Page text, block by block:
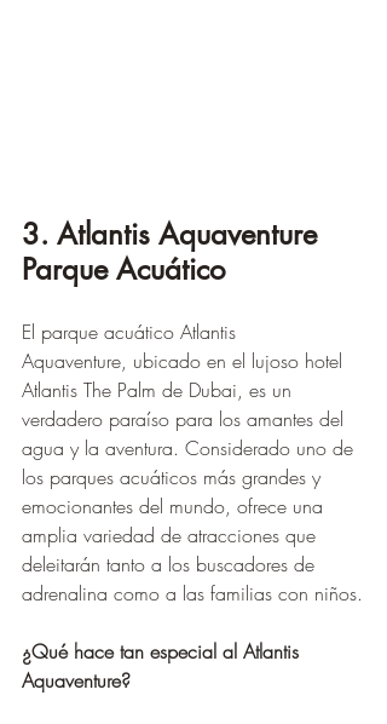
3. Atlantis Aquaventure
Parque Acuático
El parque acuático Atlantis
Aquaventure, ubicado en el lujoso hotel
Atlantis The Palm de Dubai, es un
verdadero paraíso para los amantes del
agua y la aventura. Considerado uno de
los parques acuáticos más grandes y
emocionantes del mundo, ofrece una
amplia variedad de atracciones que
deleitarán tanto a los buscadores de
adrenalina como a las familias con niños.
¿Qué hace tan especial al Atlantis
Aquaventure?